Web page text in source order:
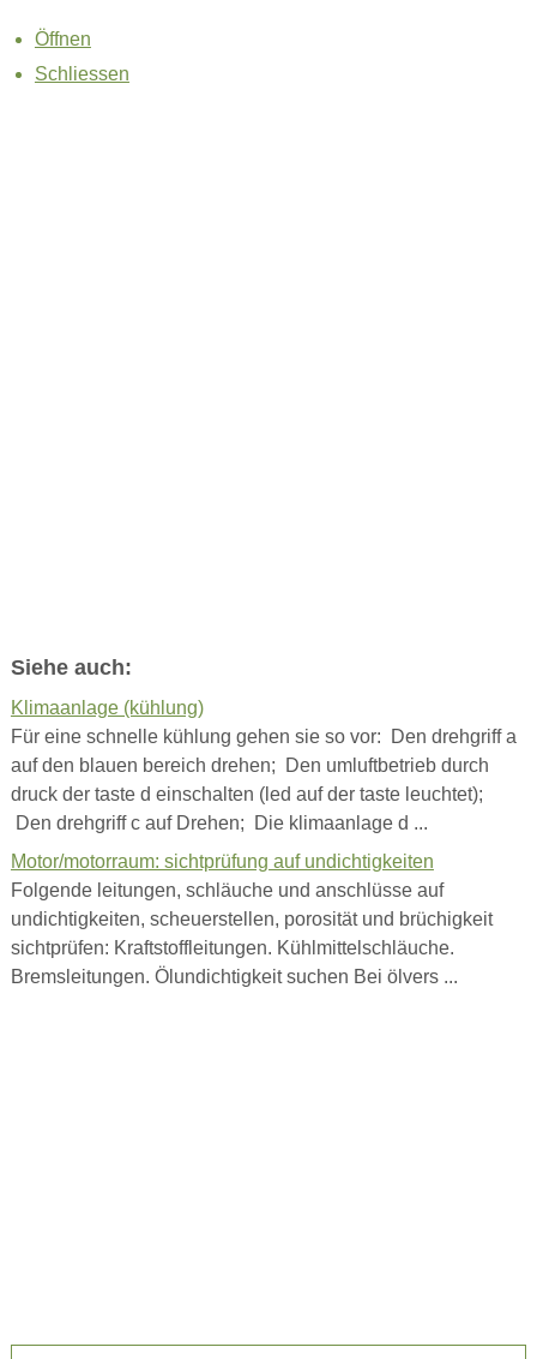
Öffnen
Schliessen
Siehe auch:
Klimaanlage (kühlung)
Für eine schnelle kühlung gehen sie so vor: Den drehgriff a
auf den blauen bereich drehen; Den umluftbetrieb durch
druck der taste d einschalten (led auf der taste leuchtet);
Den drehgriff c auf Drehen; Die klimaanlage d ...
Motor/motorraum: sichtprüfung auf undichtigkeiten
Folgende leitungen, schläuche und anschlüsse auf
undichtigkeiten, scheuerstellen, porosität und brüchigkeit
sichtprüfen: Kraftstoffleitungen. Kühlmittelschläuche.
Bremsleitungen. Ölundichtigkeit suchen Bei ölvers ...